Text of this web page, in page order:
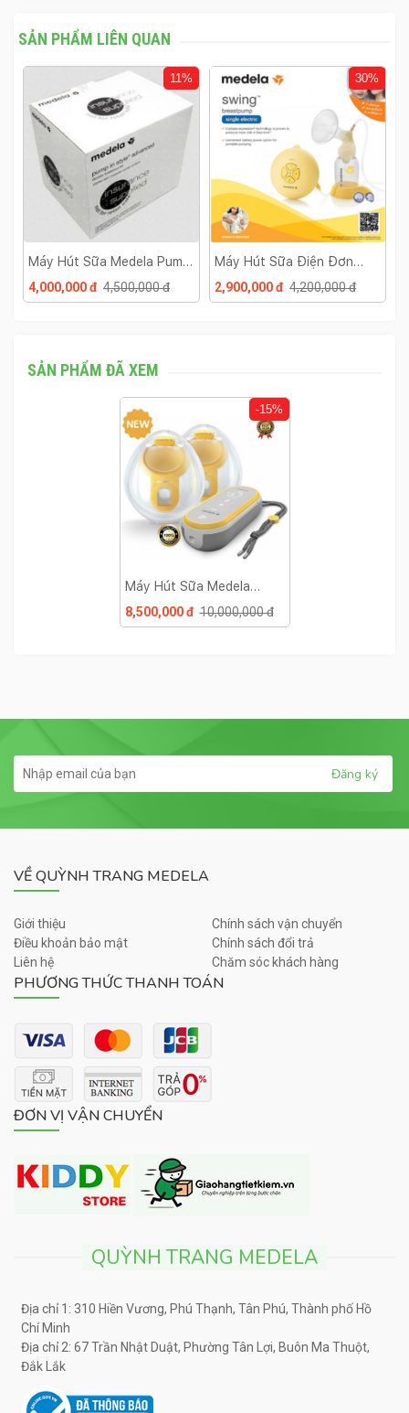
SẢN PHẨM LIÊN QUAN
11%
Máy Hút Sữa Medela Pump
Advance Rút Gọn Thùng
Trắng
4,000,000 đ 4,500,000 đ
30%
Máy Hút Sữa Điện Đơn
Medela Swing
2,900,000 đ 4,200,000 đ
SẢN PHẨM ĐÃ XEM
-15%
Máy Hút Sữa Medela
Freestyle Hands-Free
8,500,000 đ 10,000,000 đ
VỀ QUỲNH TRANG MEDELA
Giới thiệu
Điều khoản bảo mật
Liên hệ
Chính sách vận chuyển
Chính sách đổi trả
Chăm sóc khách hàng
PHƯƠNG THỨC THANH TOÁN
ĐƠN VỊ VẬN CHUYỂN
QUỲNH TRANG MEDELA
Địa chỉ 1: 310 Hiền Vương, Phú Thạnh, Tân Phú, Thành phố Hồ
Chí Minh
Địa chỉ 2: 67 Trần Nhật Duật, Phường Tân Lợi, Buôn Ma Thuột,
Đắk Lắk